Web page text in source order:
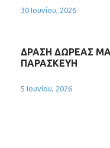
30 Ιουνίου, 2026
ΔΡΑΣΗ ΔΩΡΕΑΣ
ΠΑΡΑΣΚΕΥΗ
5 Ιουνίου, 2026